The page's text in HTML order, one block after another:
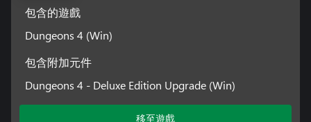
包含的遊戲
Dungeons 4 (Win)
包含附加元件
Dungeons 4 - Deluxe Edition Upgrade (Win)
移至遊戲